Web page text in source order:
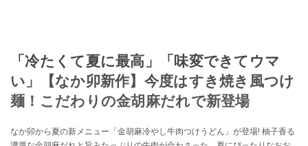
「冷たくて夏に最高」「味変できてウマ
い」【なか卯新作】今度はすき焼き風つけ
麺！こだわりの金胡麻だれで新登場
なか卯から夏の新メニュー「金胡麻冷やし牛肉つけうどん」が登場! 柚子香る